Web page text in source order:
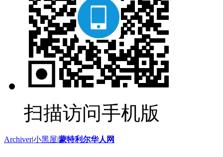
扫描访问手机版
Archiver|小黑屋|蒙特利尔华人网